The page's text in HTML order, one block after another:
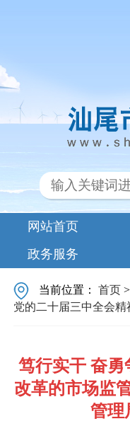
网站首页
政务服务
当前位置：首页
党的二十届三中全会精
笃行实干 奋
改革的市场监
管理